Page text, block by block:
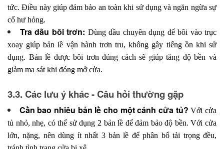
tức. Điều này giúp đảm bảo an toàn khi sử dụng và ngăn ngừa sự
cố hư hỏng.
Tra dầu bôi trơn: Dùng dầu chuyên dụng để bôi vào trục
xoay giúp bản lề vận hành trơn tru, không gây tiếng ồn khi sử
dụng. Bản lề được bôi trơn đúng cách sẽ giúp tăng độ bền và
giảm ma sát khi đóng mở cửa.
3.3. Các lưu ý khác - Câu hỏi thường gặp
Cần bao nhiêu bản lề cho một cánh cửa tủ?Với cửa
tủ nhỏ, nhẹ, có thể sử dụng 2 bản lề để đảm bảo độ bền. Với cửa
lớn, nặng, nên dùng ít nhất 3 bản lề để phân bổ tải trọng đều,